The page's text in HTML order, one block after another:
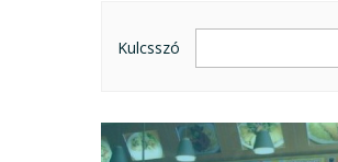
Gyorséttermek
Kulcsszó